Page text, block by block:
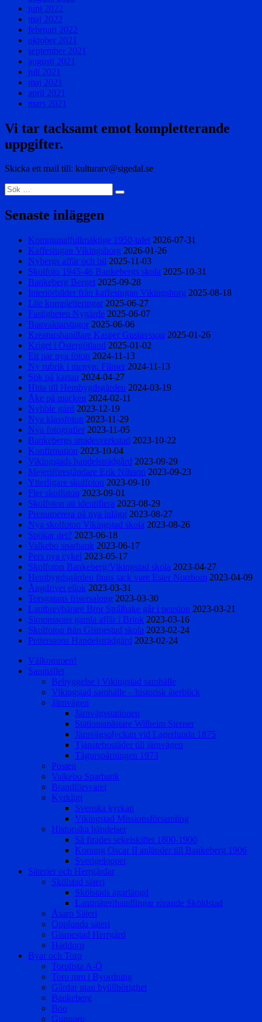
juni 2022
maj 2022
februari 2022
oktober 2021
september 2021
augusti 2021
juli 2021
maj 2021
april 2021
mars 2021
Vi tar tacksamt emot kompletterande
uppgifter.
Skicka ett mail till: kulturarv@sigedal.se
Sök
efter:
Sök
Senaste inläggen
Kommunalfullmäktige 1950-talet 2026-07-31
Kaffestugan Vikingsborg 2026-01-26
Nybergs affär och bil 2025-11-03
Skolfoto 1945-46 Bankebergs skola 2025-10-31
Bankeberg Berget 2025-09-28
Interiörbilder från kaffestugan Vikingsborg 2025-08-18
Lite kompletteringar 2025-06-27
Fastigheten Nygärde 2025-06-07
Banvaktarstugor 2025-06-06
Kreaturshandlare Kasper Gustavsson 2025-01-26
Kriget i Östergötland 2025-01-02
Ett par nya foton 2024-11-13
Ny rubrik i menyn: Filmer 2024-11-13
Sök på kartan 2024-04-27
Hitta till Hembygdsgården 2024-03-19
Åke på macken 2024-02-11
Nybble gård 2023-12-19
Nya klassfoton 2023-11-29
Nya fotografier 2023-11-05
Bankebergs smidesverkstad 2023-10-22
Konfirmation 2023-10-04
Vikingstads handelsträdgård 2023-09-29
Mejeriföreståndare Erik Nilsson 2023-09-23
Ytterligare skolfoton 2023-09-10
Fler skolfoton 2023-09-01
Skolfoton att identifiera 2023-08-29
Prenumerera på nya inlägg 2023-08-27
Nya skolfoton Vikingstad skola 2023-08-26
Spökar det? 2023-06-18
Valkebo sparbank 2023-06-17
Pers nya cykel 2023-05-17
Skolfoton Bankeberg/Vikingstad skola 2023-04-27
Hembygdsgården finns tack vare Ester Norrbom 2023-04-09
Ångdrivet ellok 2023-03-31
Torsgatans frisersalong 2023-03-30
Lantbrevbärare Bror Strålhake går i pension 2023-03-21
Simonssons gamla affär i Brink 2023-03-16
Skolfoton från Gismestad skola 2023-02-24
Petterssons Handelsträdgård 2023-02-24
Välkommen!
Samhället
Bebyggelse i Vikingstad samhälle
Vikingstad samhälle – historisk återblick
Järnvägen
Järnvägsstationen
Stationsmästare Wilhelm Sterner
Järnvägsolyckan vid Lagerlunda 1875
Tjänstebostäder till järnvägen
Tågurspårningen 1973
Posten
Valkebo Sparbank
Brandförsvaret
Kyrkligt
Svenska kyrkan
Vikingstad Missionsförsamling
Historiska händelser
Så firades sekelskiftet 1800-1900
Konung Oscar II anländer till Bankeberg 1906
Sverigeloppet
Säterier och Herrgårdar
Skölstad säteri
Skölstads ägarlängd
Lantmäterihandlingar rörande Sköldstad
Åsarp Säteri
Opplunda säteri
Gismestad Herrgård
Haddorp
Byar och Torp
Torplista A-Ö
Torp mm i Byordning
Gårdar utan bytillhörighet
Bankeberg
Boo
Gunnorp